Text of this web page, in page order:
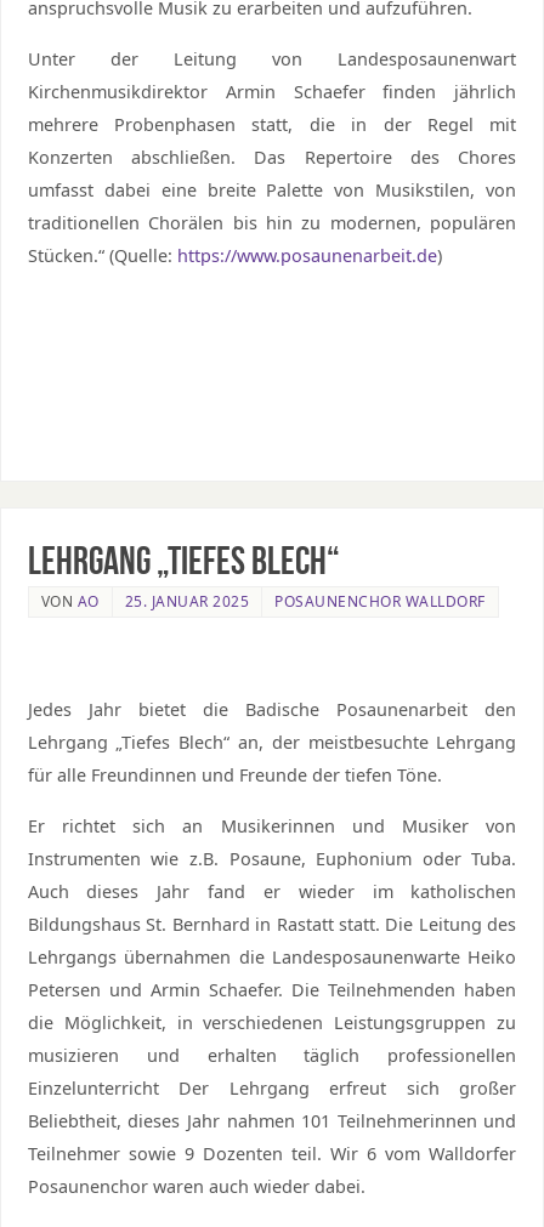
anspruchsvolle Musik zu erarbeiten und aufzuführen.
Unter der Leitung von Landesposaunenwart
Kirchenmusikdirektor Armin Schaefer finden jährlich
mehrere Probenphasen statt, die in der Regel mit
Konzerten abschließen. Das Repertoire des Chores
umfasst dabei eine breite Palette von Musikstilen, von
traditionellen Chorälen bis hin zu modernen, populären
Stücken.“ (Quelle: https://www.posaunenarbeit.de)
Lehrgang „Tiefes Blech“
VON AO 25. JANUAR 2025 POSAUNENCHOR WALLDORF
Jedes Jahr bietet die Badische Posaunenarbeit den
Lehrgang „Tiefes Blech“ an, der meistbesuchte Lehrgang
für alle Freundinnen und Freunde der tiefen Töne.
Er richtet sich an Musikerinnen und Musiker von
Instrumenten wie z.B. Posaune, Euphonium oder Tuba.
Auch dieses Jahr fand er wieder im katholischen
Bildungshaus St. Bernhard in Rastatt statt. Die Leitung des
Lehrgangs übernahmen die Landesposaunenwarte Heiko
Petersen und Armin Schaefer. Die Teilnehmenden haben
die Möglichkeit, in verschiedenen Leistungsgruppen zu
musizieren und erhalten täglich professionellen
Einzelunterricht Der Lehrgang erfreut sich großer
Beliebtheit, dieses Jahr nahmen 101 Teilnehmerinnen und
Teilnehmer sowie 9 Dozenten teil. Wir 6 vom Walldorfer
Posaunenchor waren auch wieder dabei.